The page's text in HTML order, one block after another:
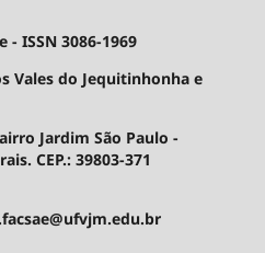
- ISSN 3086-1969
Vales do Jequitinhonha e
Jardim São Paulo -
CEP.: 39803-371